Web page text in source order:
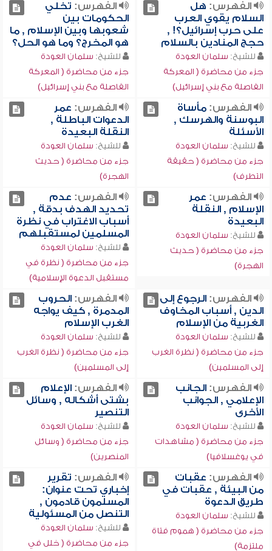
الفهرس: هل
السلام يقوي العرب
على حرب إسرائيل؟! ,
حجج المنادين بالسلام
للشيخ: سلمان العودة
جزء من محاضرة ( المعركة
الفاصلة مع بني إسرائيل)
الفهرس: تخلي
الحكومات بين
شعوبها وبين الإسلام , ما
هو المخرج؟ وما هو الحل؟
للشيخ: سلمان العودة
جزء من محاضرة ( المعركة
الفاصلة مع بني إسرائيل)
الفهرس:مأساة
البوسنة والهرسك ,
الأسئلة
للشيخ: سلمان العودة
جزء من محاضرة ( حقيقة
التطرف)
الفهرس: عمر
الدعوات الباطلة ,
النقلة البعيدة
للشيخ: سلمان العودة
جزء من محاضرة ( حديث
الهجرة)
الفهرس: عمر
الإسلام , النقلة
البعيدة
للشيخ: سلمان العودة
جزء من محاضرة ( حديث
الهجرة)
الفهرس: عدم
تحديد الهدف بدقة ,
أسباب الاغتراب في نظرة
المسلمين لمستقبلهم
للشيخ: سلمان العودة
جزء من محاضرة ( نظرة في
مستقبل الدعوة الإسلامية)
الفهرس:الرجوع إلى
الدين , أسباب المخاوف
الغربية من الإسلام
للشيخ: سلمان العودة
جزء من محاضرة ( نظرة الغرب
إلى المسلمين)
الفهرس:الحروب
المدمرة , كيف يواجه
الغرب الإسلام
للشيخ: سلمان العودة
جزء من محاضرة ( نظرة الغرب
إلى المسلمين)
الفهرس:الجانب
الإعلامي , الجوانب
الأخرى
للشيخ: سلمان العودة
جزء من محاضرة ( مشاهدات
في يوغسلافيا)
الفهرس:الإعلام
بشتى أشكاله , وسائل
التنصير
للشيخ: سلمان العودة
جزء من محاضرة ( وسائل
المنصرين)
الفهرس: عقبات
من البيئة , عقبات في
طريق الدعوة
للشيخ: سلمان العودة
جزء من محاضرة ( هموم فتاة
ملتزمة)
الفهرس: تقرير
إخباري تحت عنوان:
المسلمون قادمون ,
التنصل من المسئولية
للشيخ: سلمان العودة
جزء من محاضرة ( خلل في